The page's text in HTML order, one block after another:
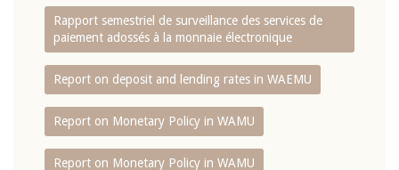
Rapport semestriel de surveillance des services de
paiement adossés à la monnaie électronique
Report on deposit and lending rates in WAEMU
Report on Monetary Policy in WAMU
Report on Monetary Policy in WAMU